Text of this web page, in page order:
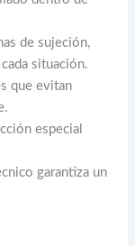
de sujeción,
situación.
que evitan
especial
garantiza un